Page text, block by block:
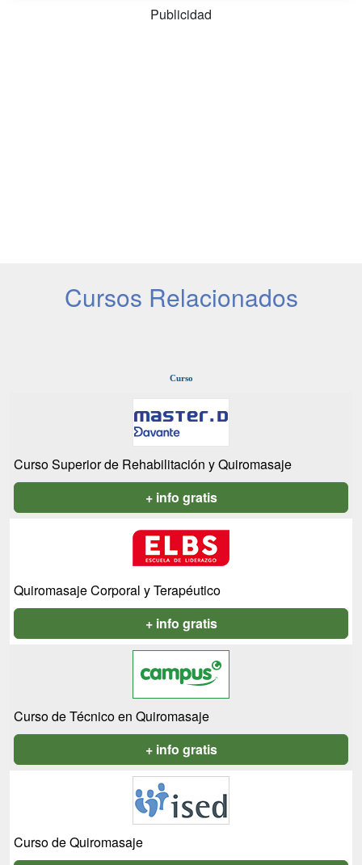
Publicidad
Cursos Relacionados
Curso
Curso Superior de Rehabilitación y Quiromasaje
+ info gratis
Quiromasaje Corporal y Terapéutico
+ info gratis
Curso de Técnico en Quiromasaje
+ info gratis
Curso de Quiromasaje